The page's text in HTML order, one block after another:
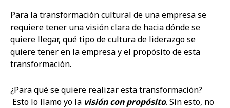
Para la transformación cultural de una empresa se
requiere tener una visión clara de hacia dónde se
quiere llegar, qué tipo de cultura de liderazgo se
quiere tener en la empresa y el propósito de esta
transformación.
¿Para qué se quiere realizar esta transformación?
Esto lo llamo yo la visión con propósito. Sin esto, no